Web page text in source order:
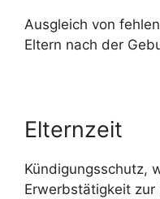
Ausgleich von
Eltern nach der
Elternzeit
Kündigungsschutz,
Erwerbstätigkeit